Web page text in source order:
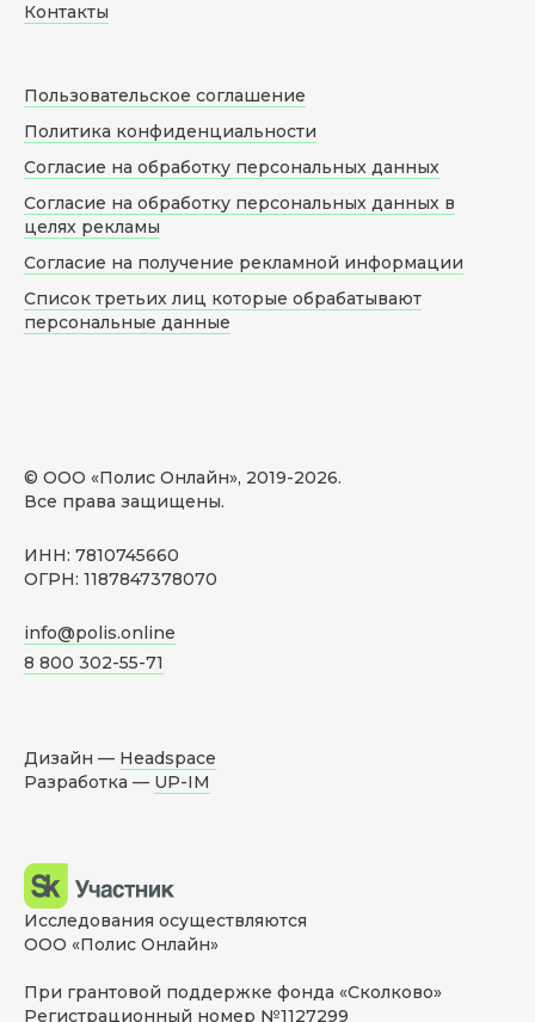
© ООО «Полис Онлайн», 2019-2026.
Все права защищены.
ИНН: 7810745660
ОГРН: 1187847378070
info@polis.online
8 800 302-55-71
Контакты
Пользовательское соглашение
Политика конфиденциальности
Согласие на обработку персональных данных
Согласие на обработку персональных данных в
целях рекламы
Согласие на получение рекламной информации
Список третьих лиц которые обрабатывают
персональные данные
Дизайн — Headspace
Разработка — UP-IM
Исследования осуществляются
ООО «Полис Онлайн»
При грантовой поддержке фонда «Сколково»
Регистрационный номер №1127299